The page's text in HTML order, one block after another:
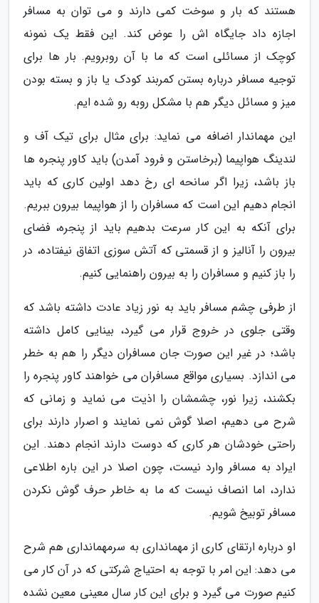
هستند که بار و سوخت کمی دارند و می توان به مسافر
اجازه داد جایگاه اش را عوض کند. این فقط یک نمونه
کوچک از مسائلی است که ما با آن روبرویم. بار ها برای
توجیه مسافر درباره بستن کمربند کودک یا باز و بسته بودن
میز و مسائل دیگر هم با مشکل روبه رو شده ایم.
این مهماندار اضافه می نماید: برای مثال برای تیک آف و
لندینگ هواپیما (برخاستن و فرود آمدن) باید کاور پنجره ها
باز باشد، زیرا اگر سانحه ای رخ دهد اولین کاری که باید
انجام دهیم این است که مسافران را از هواپیما بیرون ببریم.
برای آنکه به این کار سرعت بدهیم باید از پنجره، فضای
بیرون را آنالیز و از قسمتی که آتش سوزی اتفاق نیفتاده، در
را باز کنیم و مسافران را به بیرون راهنمایی کنیم.
از طرفی چشم مسافر باید به نور زیاد عادت داشته باشد که
وقتی جلوی در خروج قرار می گیرد، بینایی کامل داشته
باشد؛ در غیر این صورت جان مسافران دیگر را هم به خطر
می اندازد. بسیاری مواقع مسافران می خواهند کاور پنجره را
بکشند، زیرا نور، چشمشان را اذیت می نماید و زمانی که
شرح می دهیم، اصلا گوش نمی نمایند و اصرار دارند برای
راحتی خودشان هر کاری که دوست دارند انجام دهند. این
ایراد به مسافر وارد نیست، چون اصلا در این باره اطلاعی
ندارد، اما انصاف نیست که ما به خاطر حرف گوش نکردن
مسافر توبیخ شویم.
او درباره ارتقای کاری از مهمانداری به سرمهمانداری هم شرح
می دهد: این امر با توجه به احتیاج شرکتی که در آن کار می
کنیم صورت می گیرد و برای این کار سال معینی معین نشده